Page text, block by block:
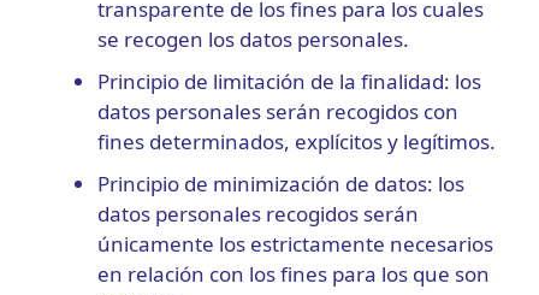
transparente de los fines para los cuales
se recogen los datos personales.
Principio de limitación de la finalidad: los
datos personales serán recogidos con
fines determinados, explícitos y legítimos.
Principio de minimización de datos: los
datos personales recogidos serán
únicamente los estrictamente necesarios
en relación con los fines para los que son